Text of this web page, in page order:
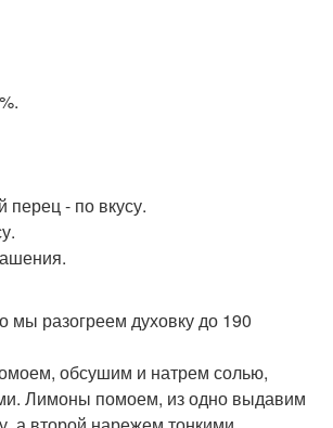
- по вкусу.
мы разогреем духовку до 190
обсушим и натрем солью,
Лимоны помоем, из одно выдавим